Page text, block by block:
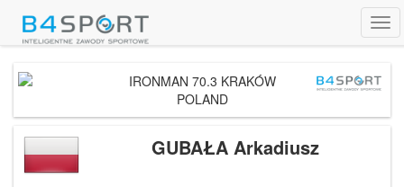
IRONMAN 70.3 KRAKÓW
POLAND
GUBAŁA Arkadiusz